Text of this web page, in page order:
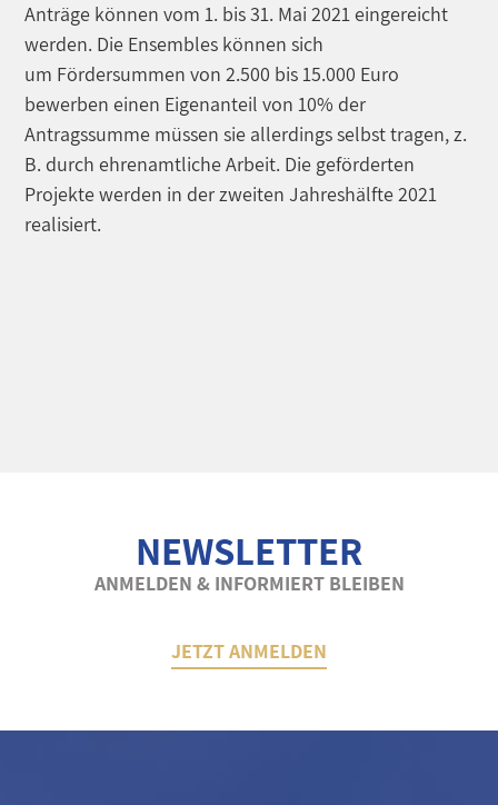
Anträge können vom 1. bis 31. Mai 2021 eingereicht
werden. Die Ensembles können sich
um Fördersummen von 2.500 bis 15.000 Euro
bewerben einen Eigenanteil von 10% der
Antragssumme müssen sie allerdings selbst tragen, z.
B. durch ehrenamtliche Arbeit. Die geförderten
Projekte werden in der zweiten Jahreshälfte 2021
realisiert.
NEWSLETTER
ANMELDEN & INFORMIERT BLEIBEN
JETZT ANMELDEN